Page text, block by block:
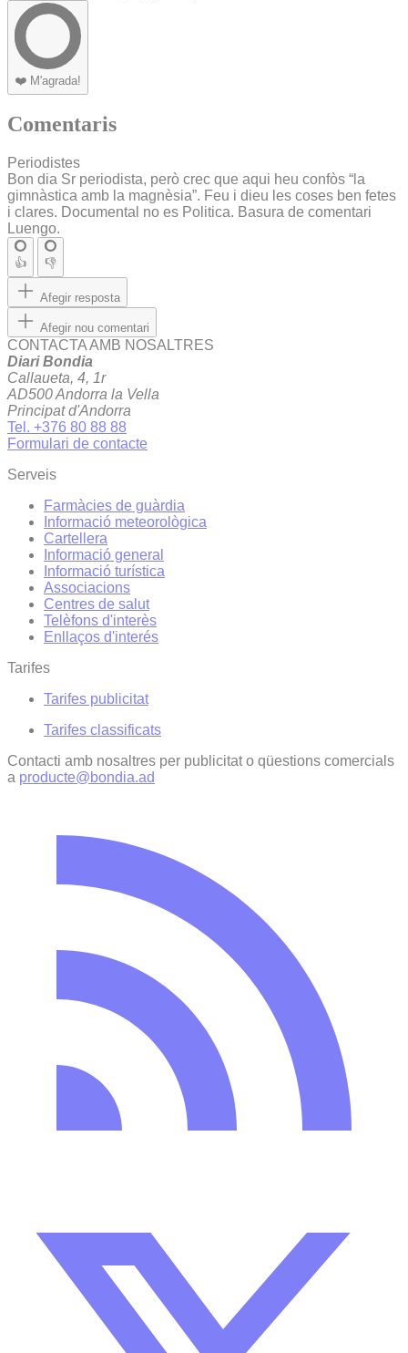
❤️ M'agrada!
Comentaris
Periodistes
Bon dia Sr periodista, però crec que aqui heu confòs “la
gimnàstica amb la magnèsia”. Feu i dieu les coses ben fetes
i clares. Documental no es Politica. Basura de comentari
Luengo.
👍 👎
Afegir resposta
Afegir nou comentari
CONTACTA AMB NOSALTRES
Diari Bondia
Callaueta, 4, 1r
AD500 Andorra la Vella
Principat d'Andorra
Tel. +376 80 88 88
Formulari de contacte
Serveis
Farmàcies de guàrdia
Informació meteorològica
Cartellera
Informació general
Informació turística
Associacions
Centres de salut
Telèfons d'interès
Enllaços d'interés
Tarifes
Tarifes publicitat
Tarifes classificats
Contacti amb nosaltres per publicitat o qüestions comercials
a producte@bondia.ad